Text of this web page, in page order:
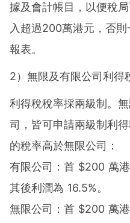
據及會計帳目，以便稅
入超過200萬港元，否
報表。
2）無限及有限公司利得
利得稅稅率採兩級制。
司，皆可申請兩級制利
的稅率高於無限公司：
有限公司：首 $200 萬
其後利潤為 16.5%。
無限公司：首 $200 萬